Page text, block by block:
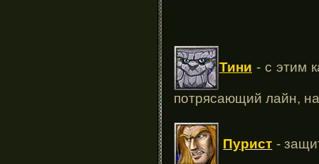
Тини - с этим
потрясающий лайн,
Пурист -